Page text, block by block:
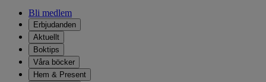
Bli medlem
Erbjudanden
Aktuellt
Boktips
Våra böcker
Hem & Present